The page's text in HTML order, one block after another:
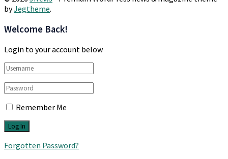
byJegtheme.
Welcome Back!
Login to your account below
Remember Me
Forgotten Password?